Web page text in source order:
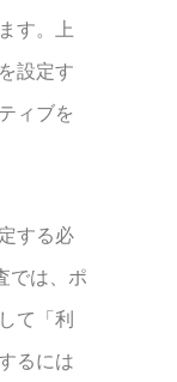
す。上
設定す
ィブを
する必
では、ポ
て「利
るには